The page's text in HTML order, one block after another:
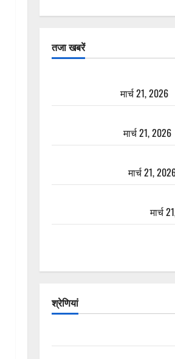
तजा खबरें
मार्च 21, 2026
मार्च 21, 2026
मार्च 21,
मार्च
श्रेणियां